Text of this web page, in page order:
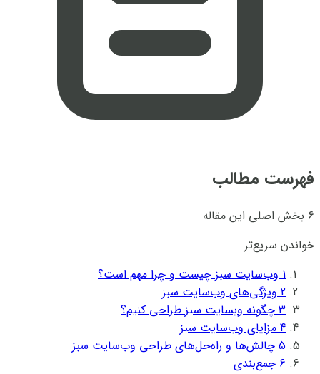
فهرست مطالب
6 بخش اصلی این مقاله
خواندن سریع‌تر
1 وب‌سایت سبز چیست و چرا مهم است؟
2 ویژگی‌های وب‌سایت سبز
3 چگونه وبسایت سبز طراحی کنیم؟
4 مزایای وب‌سایت سبز
5 چالش‌ها و راه‌حل‌های طراحی وب‌سایت سبز
6 جمع‌بندی